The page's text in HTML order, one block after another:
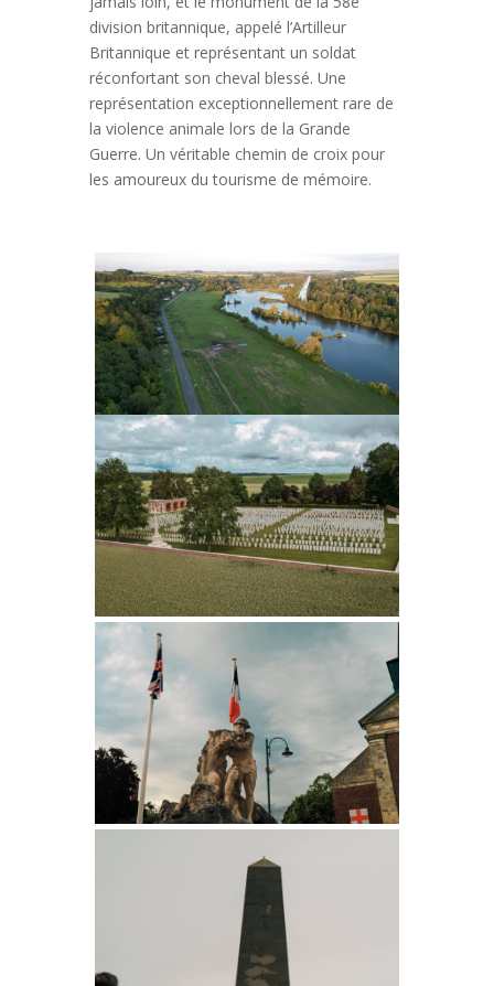
division britannique, appelé l’Artilleur
Britannique et représentant un soldat
réconfortant son cheval blessé. Une
représentation exceptionnellement rare de
la violence animale lors de la Grande
Guerre. Un véritable chemin de croix pour
les amoureux du tourisme de mémoire.